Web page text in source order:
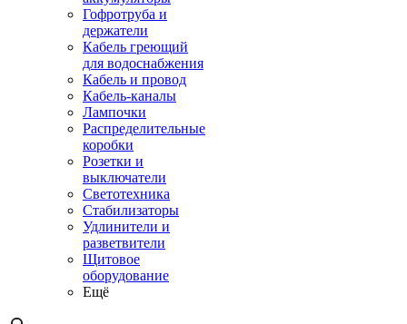
Гофротруба и
держатели
Кабель греющий
для водоснабжения
Кабель и провод
Кабель-каналы
Лампочки
Распределительные
коробки
Розетки и
выключатели
Светотехника
Стабилизаторы
Удлинители и
разветвители
Щитовое
оборудование
Ещё